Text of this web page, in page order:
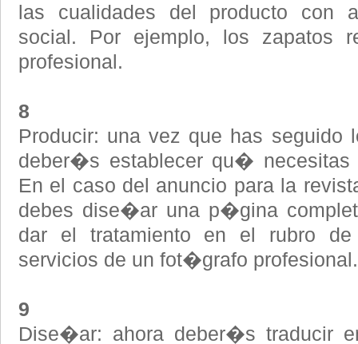
las cualidades del producto con
social. Por ejemplo, los zapatos
profesional.
8
Producir: una vez que has seguido
deber�s establecer qu� necesitas
En el caso del anuncio para la
debes dise�ar una p�gina
dar el tratamiento en el rubro
servicios de un fot�grafo profesional.
9
Dise�ar: ahora deber�s traducir